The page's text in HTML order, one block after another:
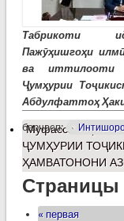
Табрикоти
Пажӯҳишгоҳи
ва иттилооти
Ҷумҳурии
Абдулфаттоҳ
барчасп:
Муфассалтаро
ҶУМҲУРИИ
ҲАМВАТОНОНИ
Страницы
« первая